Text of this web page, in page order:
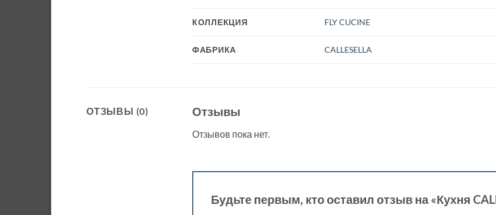
КОЛЛЕКЦИЯ FLY CUCINE
ФАБРИКА CALLESELLA
ОТЗЫВЫ (0) Отзывы
Отзывов пока нет.
Будьте первым, кто оставил отзыв на «Кухня